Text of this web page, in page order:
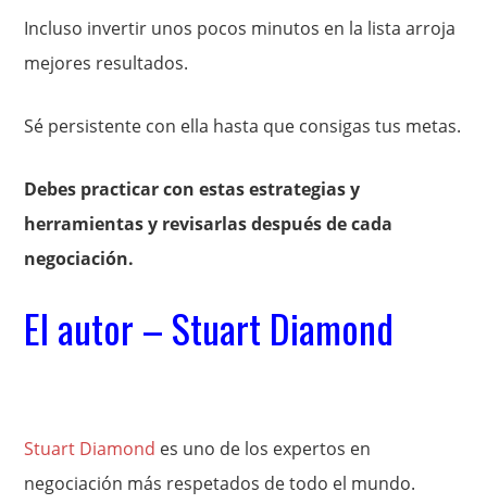
Incluso invertir unos pocos minutos en la lista arroja
mejores resultados.
Sé persistente con ella hasta que consigas tus metas.
Debes practicar con estas estrategias y
herramientas y revisarlas después de cada
negociación.
El autor –Stuart Diamond
Stuart Diamond es uno de los expertos en
negociación más respetados de todo el mundo.